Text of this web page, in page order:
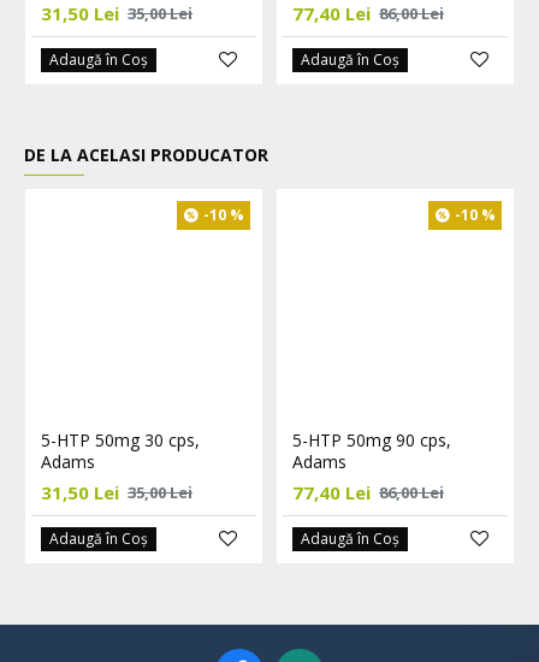
31,50 Lei 35,00 Lei
Adaugă în Coş
77,40 Lei 86,00 Lei
Adaugă în Coş
DE LA ACELASI PRODUCATOR
-10 %
5-HTP 50mg 30 cps,
Adams
31,50 Lei 35,00 Lei
Adaugă în Coş
-10 %
5-HTP 50mg 90 cps,
Adams
77,40 Lei 86,00 Lei
Adaugă în Coş